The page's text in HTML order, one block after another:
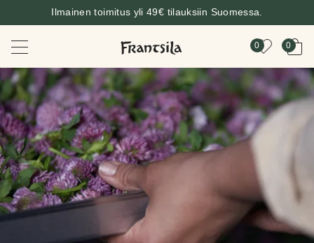
Ilmainen toimitus yli 49€ tilauksiin Suomessa.
0 0